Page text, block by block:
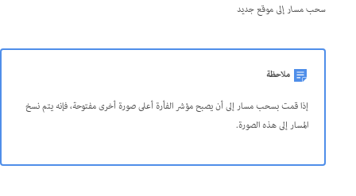
سحب مسار إلى موقع جديد
ملاحظة
إذا قمت بسحب مسار إلى أن يصبح مؤشر الفأرة أعلى صورة أخرى مفتوحة، فإنه يتم نسخ
المسار إلى هذه الصورة.